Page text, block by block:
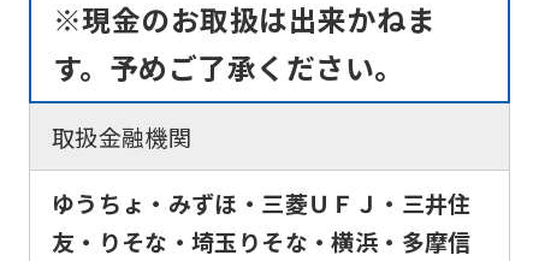
※現金のお取扱は出来かねま
す。予めご了承ください。
取扱金融機関
ゆうちょ・みずほ・三菱ＵＦＪ・三井住
友・りそな・埼玉りそな・横浜・多摩信